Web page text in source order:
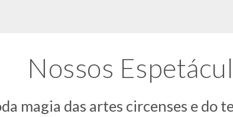
Nossos
magia das artes circenses e do